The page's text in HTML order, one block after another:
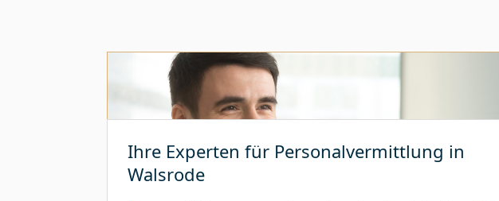
Ihre Experten für Personalvermittlung in
Walsrode